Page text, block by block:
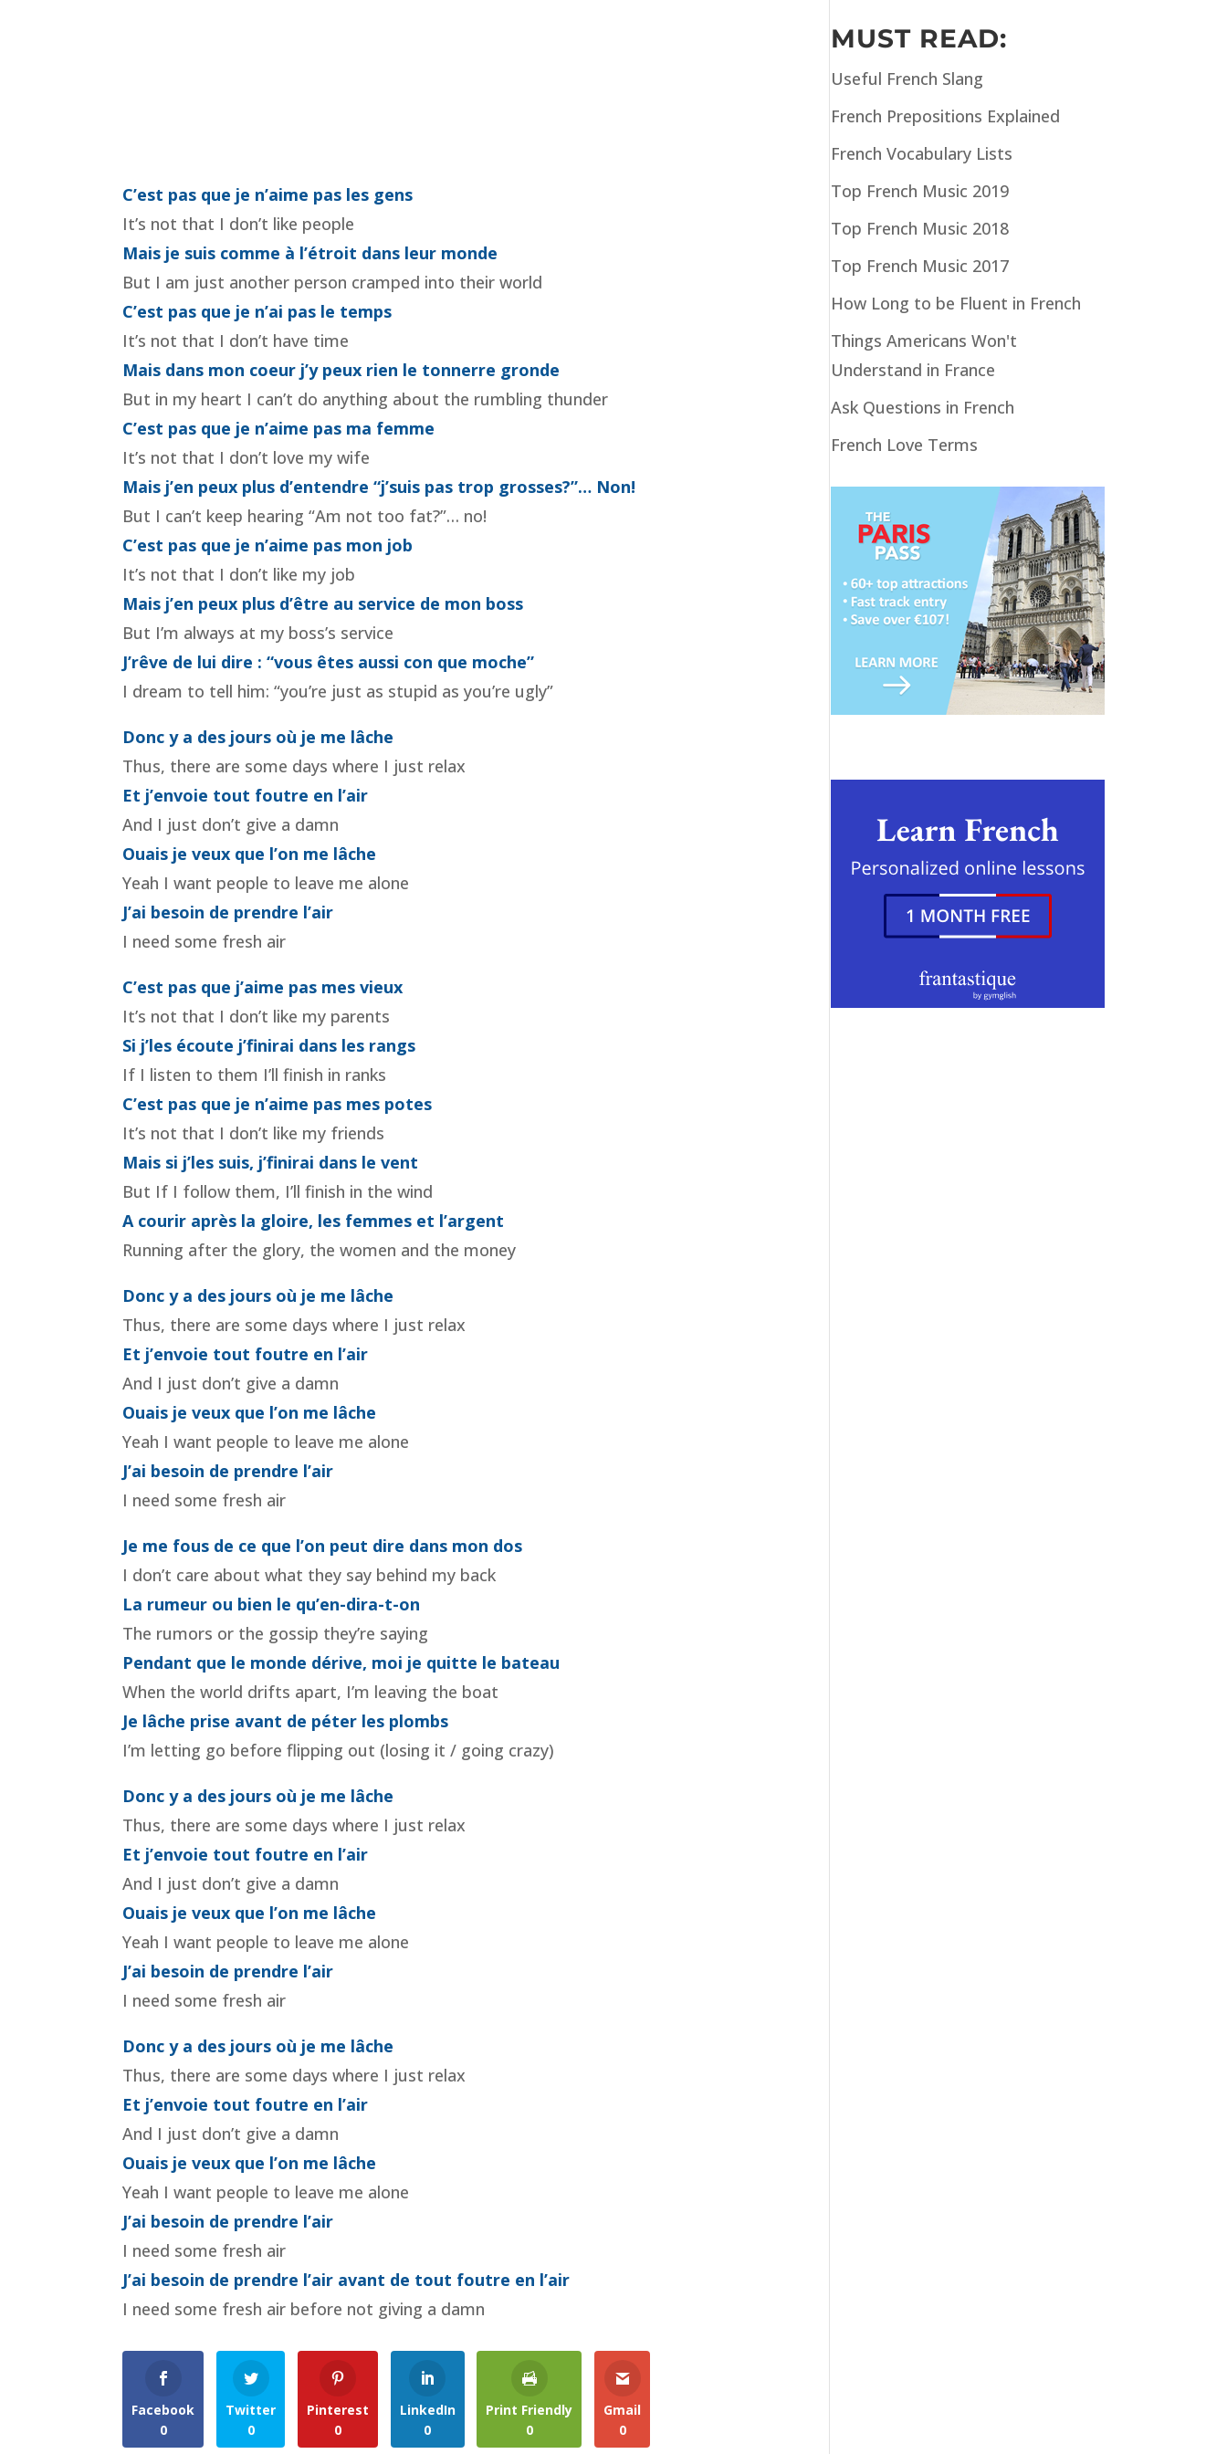
C’est pas que je n’aime pas les gens
It’s not that I don’t like people
Mais je suis comme à l’étroit dans leur monde
But I am just another person cramped into their world
C’est pas que je n’ai pas le temps
It’s not that I don’t have time
Mais dans mon coeur j’y peux rien le tonnerre gronde
But in my heart I can’t do anything about the rumbling thunder
C’est pas que je n’aime pas ma femme
It’s not that I don’t love my wife
Mais j’en peux plus d’entendre “j’suis pas trop grosses?”… Non!
But I can’t keep hearing “Am not too fat?”… no!
C’est pas que je n’aime pas mon job
It’s not that I don’t like my job
Mais j’en peux plus d’être au service de mon boss
But I’m always at my boss’s service
J’rêve de lui dire : “vous êtes aussi con que moche”
I dream to tell him: “you’re just as stupid as you’re ugly”
Donc y a des jours où je me lâche
Thus, there are some days where I just relax
Et j’envoie tout foutre en l’air
And I just don’t give a damn
Ouais je veux que l’on me lâche
Yeah I want people to leave me alone
J’ai besoin de prendre l’air
I need some fresh air
C’est pas que j’aime pas mes vieux
It’s not that I don’t like my parents
Si j’les écoute j’finirai dans les rangs
If I listen to them I’ll finish in ranks
C’est pas que je n’aime pas mes potes
It’s not that I don’t like my friends
Mais si j’les suis, j’finirai dans le vent
But If I follow them, I’ll finish in the wind
A courir après la gloire, les femmes et l’argent
Running after the glory, the women and the money
Donc y a des jours où je me lâche
Thus, there are some days where I just relax
Et j’envoie tout foutre en l’air
And I just don’t give a damn
Ouais je veux que l’on me lâche
Yeah I want people to leave me alone
J’ai besoin de prendre l’air
I need some fresh air
Je me fous de ce que l’on peut dire dans mon dos
I don’t care about what they say behind my back
La rumeur ou bien le qu’en-dira-t-on
The rumors or the gossip they’re saying
Pendant que le monde dérive, moi je quitte le bateau
When the world drifts apart, I’m leaving the boat
Je lâche prise avant de péter les plombs
I’m letting go before flipping out (losing it / going crazy)
Donc y a des jours où je me lâche
Thus, there are some days where I just relax
Et j’envoie tout foutre en l’air
And I just don’t give a damn
Ouais je veux que l’on me lâche
Yeah I want people to leave me alone
J’ai besoin de prendre l’air
I need some fresh air
Donc y a des jours où je me lâche
Thus, there are some days where I just relax
Et j’envoie tout foutre en l’air
And I just don’t give a damn
Ouais je veux que l’on me lâche
Yeah I want people to leave me alone
J’ai besoin de prendre l’air
I need some fresh air
J’ai besoin de prendre l’air avant de tout foutre en l’air
I need some fresh air before not giving a damn
Facebook
0
Twitter
0
Pinterest
0
LinkedIn
0
Print Friendly
0
Gmail
0
MUST READ:
Useful French Slang
French Prepositions Explained
French Vocabulary Lists
Top French Music 2019
Top French Music 2018
Top French Music 2017
How Long to be Fluent in French
Things Americans Won't
Understand in France
Ask Questions in French
French Love Terms